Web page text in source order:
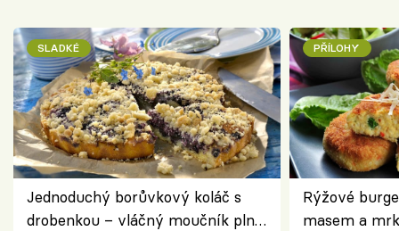
SLADKÉ
Jednoduchý borůvkový koláč s
drobenkou – vláčný moučník plný
PŘÍLOHY
Rýžové
masem a